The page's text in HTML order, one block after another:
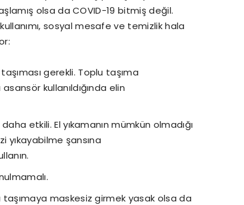
olsa da COVID-19 bitmiş değil.
sosyal mesafe ve temizlik hala
gerekli. Toplu taşıma
kullanıldığında elin
etkili. El yıkamanın mümkün olmadığı
yıkayabilme şansına
taşımaya maskesiz girmek yasak olsa da